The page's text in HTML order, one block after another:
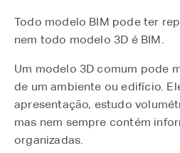
Todo modelo BIM pode ter
nem todo modelo 3D é BIM.
Um modelo 3D comum pode
de um ambiente ou edifício.
apresentação, estudo
mas nem sempre contém
organizadas.